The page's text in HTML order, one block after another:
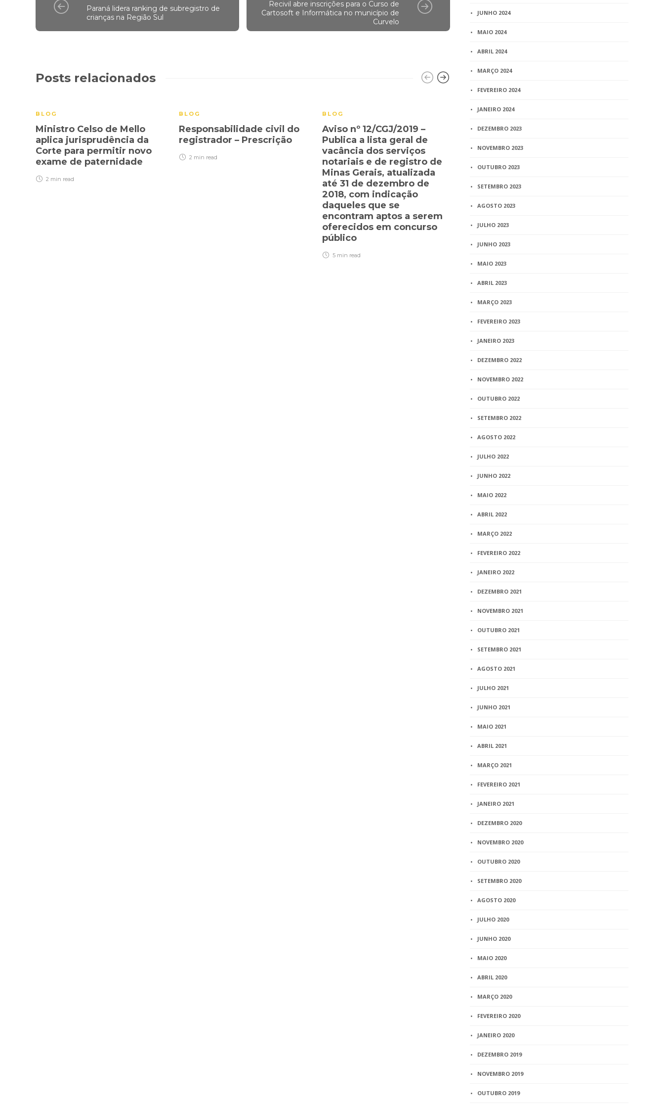
Paraná lidera ranking de subregistro de
crianças na Região Sul
Recivil abre inscrições para o Curso de
Cartosoft e Informática no município de
Curvelo
Posts relacionados
BLOG
Ministro Celso de Mello
aplica jurisprudência da
Corte para permitir novo
exame de paternidade
2 min read
BLOG
Responsabilidade civil do
registrador – Prescrição
2 min read
BLOG
Aviso nº 12/CGJ/2019 –
Publica a lista geral de
vacância dos serviços
notariais e de registro de
Minas Gerais, atualizada
até 31 de dezembro de
2018, com indicação
daqueles que se
encontram aptos a serem
oferecidos em concurso
público
5 min read
BLOG
Tribunal Superior de Nova
divórcio pelo Facebook
2 minread
JUNHO 2024
MAIO 2024
ABRIL 2024
MARÇO 2024
FEVEREIRO 2024
JANEIRO 2024
DEZEMBRO 2023
NOVEMBRO 2023
OUTUBRO 2023
SETEMBRO 2023
AGOSTO 2023
JULHO 2023
JUNHO 2023
MAIO 2023
ABRIL 2023
MARÇO 2023
FEVEREIRO 2023
JANEIRO 2023
DEZEMBRO 2022
NOVEMBRO 2022
OUTUBRO 2022
SETEMBRO 2022
AGOSTO 2022
JULHO 2022
JUNHO 2022
MAIO 2022
ABRIL 2022
MARÇO 2022
FEVEREIRO 2022
JANEIRO 2022
DEZEMBRO 2021
NOVEMBRO 2021
OUTUBRO 2021
SETEMBRO 2021
AGOSTO 2021
JULHO 2021
JUNHO 2021
MAIO 2021
ABRIL 2021
MARÇO 2021
FEVEREIRO 2021
JANEIRO 2021
DEZEMBRO 2020
NOVEMBRO 2020
OUTUBRO 2020
SETEMBRO 2020
AGOSTO 2020
JULHO 2020
JUNHO 2020
MAIO 2020
ABRIL 2020
MARÇO 2020
FEVEREIRO 2020
JANEIRO 2020
DEZEMBRO 2019
NOVEMBRO 2019
OUTUBRO 2019